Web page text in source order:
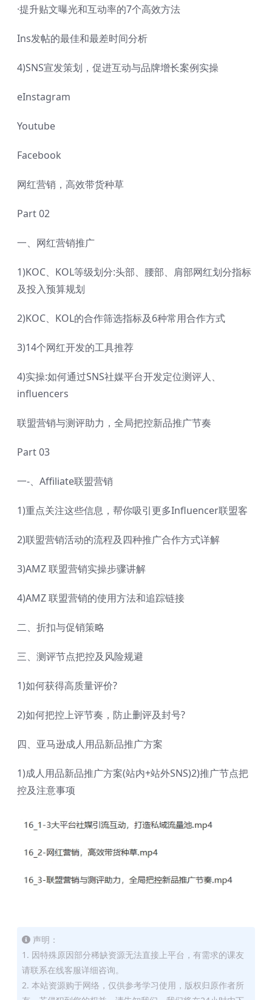
·提升贴文曝光和互动率的7个高效方法
Ins发帖的最佳和最差时间分析
4)SNS宣发策划，促进互动与品牌增长案例实操
eInstagram
Youtube
Facebook
网红营销，高效带货种草
Part 02
一、网红营销推广
1)KOC、KOL等级划分:头部、腰部、肩部网红划分指标
及投入预算规划
2)KOC、KOL的合作筛选指标及6种常用合作方式
3)14个网红开发的工具推荐
4)实操:如何通过SNS社媒平台开发定位测评人、
influencers
联盟营销与测评助力，全局把控新品推广节奏
Part 03
一-、Affiliate联盟营销
1)重点关注这些信息，帮你吸引更多Influencer联盟客
2)联盟营销活动的流程及四种推广合作方式详解
3)AMZ 联盟营销实操步骤讲解
4)AMZ 联盟营销的使用方法和追踪链接
二、折扣与促销策略
三、测评节点把控及风险规避
1)如何获得高质量评价?
2)如何把控上评节奏，防止删评及封号?
四、亚马逊成人用品新品推广方案
1)成人用品新品推广方案(站内+站外SNS)2)推广节点把
控及注意事项
声明：
1. 因特殊原因部分稀缺资源无法直接上平台，有需求的课友
请联系在线客服详细咨询。
2. 本站资源购于网络，仅供参考学习使用，版权归原作者所